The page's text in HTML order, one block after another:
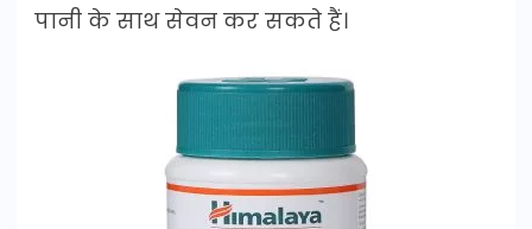
पानी के साथ सेवन कर सकते हैं।